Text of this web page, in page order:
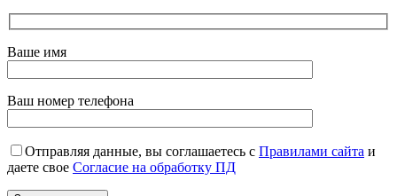
Ваше имя
Ваш номер телефона
Отправляя данные, вы соглашаетесь с Правилами сайта и
даете свое Согласие на обработку ПД